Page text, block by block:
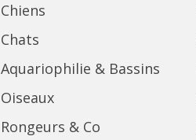
Chiens
Chats
Aquariophilie & Bassins
Oiseaux
Rongeurs & Co